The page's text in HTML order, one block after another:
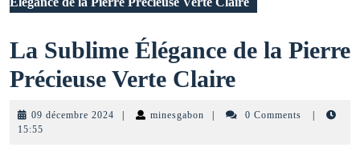
La Sublime Élégance de la Pierre
Précieuse Verte ClaireLa
Sublime
09 décembre 2024 09
minesgabon minesgabon0 Comments
15:55